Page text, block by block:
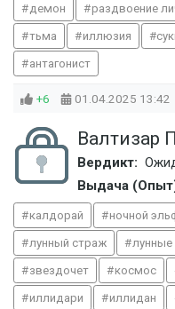
демон раздвоение
тьма иллюзия
антагонист
+6 01.04.2025 13:42
Валтизар
Вердикт:
Выдача
калдорай ночной
лунный страж лунные
звездочет космос
иллидари иллидан